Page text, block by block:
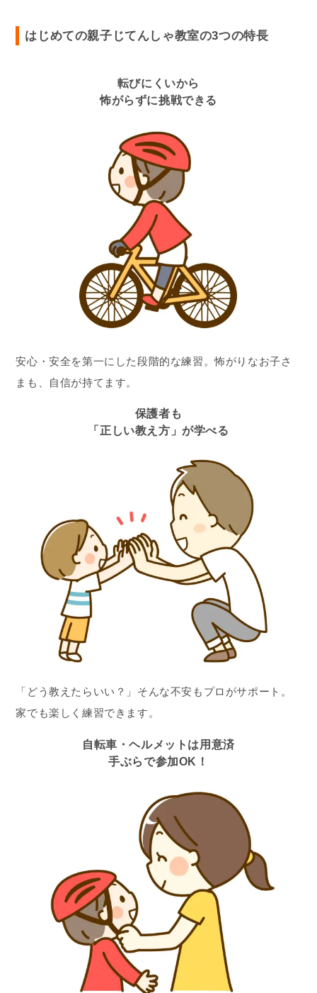
はじめての親子じてんしゃ教室の3つの特長
転びにくいから
怖がらずに挑戦できる
安心・安全を第一にした段階的な練習。怖がりなお子さ
まも、自信が持てます。
保護者も
「正しい教え方」が学べる
「どう教えたらいい？」そんな不安もプロがサポート。
家でも楽しく練習できます。
自転車・ヘルメットは用意済
手ぶらで参加OK！